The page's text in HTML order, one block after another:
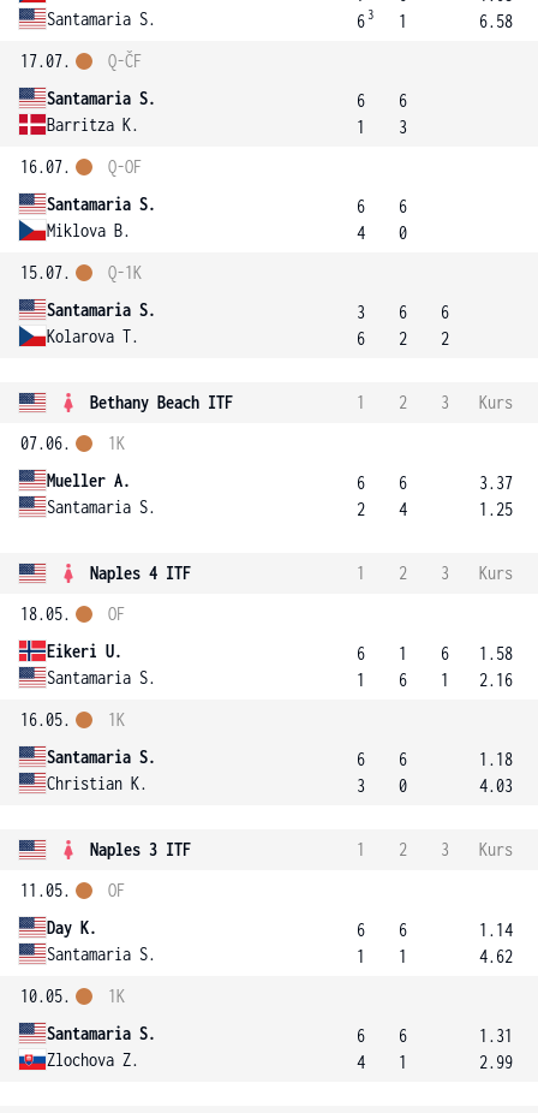
Santamaria S.
6 3
1
6.58
17.07.
Santamaria S.
Barritza K.
Q-ČF
6
1
6
3
16.07.
Santamaria S.
Miklova B.
Q-OF
6
4
6
0
15.07.
Santamaria S.
Kolarova T.
Q-1K
3
6
6
2
6
2
Bethany Beach ITF 1 2 3
Kurs
07.06.
Mueller A.
Santamaria S.
1K
6
2
6
4
3.37
1.25
Naples 4 ITF 1 2 3
Kurs
18.05.
Eikeri U.
Santamaria S.
OF
6
1
1
6
6
1
1.58
2.16
16.05.
Santamaria S.
Christian K.
1K
6
3
6
0
1.18
4.03
Naples 3 ITF 1 2 3
Kurs
11.05.
Day K.
Santamaria S.
OF
6
1
6
1
1.14
4.62
10.05.
Santamaria S.
Zlochova Z.
1K
6
4
6
1
1.31
2.99